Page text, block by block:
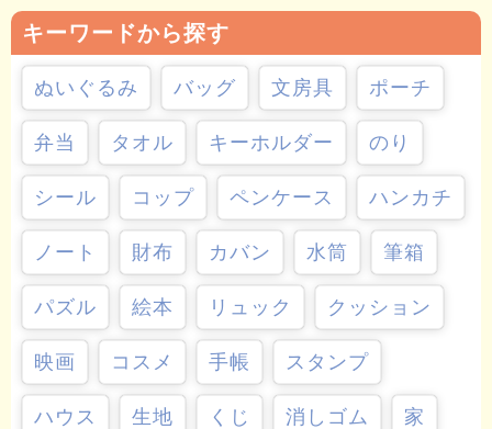
キーワードから探す
ぬいぐるみ バッグ 文房具 ポーチ
弁当 タオル キーホルダー のり
シール コップ ペンケース ハンカチ
ノート 財布 カバン 水筒 筆箱
パズル 絵本 リュック クッション
映画 コスメ 手帳 スタンプ
ハウス 生地 くじ 消しゴム 家